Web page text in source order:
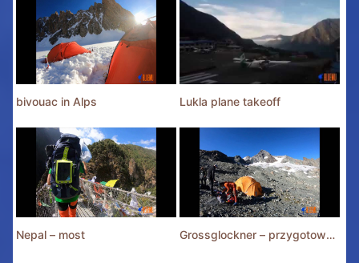
bivouac in Alps Lukla plane takeoff
Nepal – most Grossglockner – przygotowania